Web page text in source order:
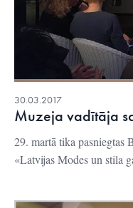
30.03.2017
Muzeja vadītāja
29. martā tika pasniegtas
«Latvijas Modes un stila